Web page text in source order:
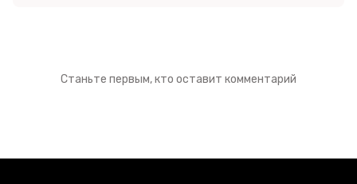
Станьте первым, кто оставит комментарий